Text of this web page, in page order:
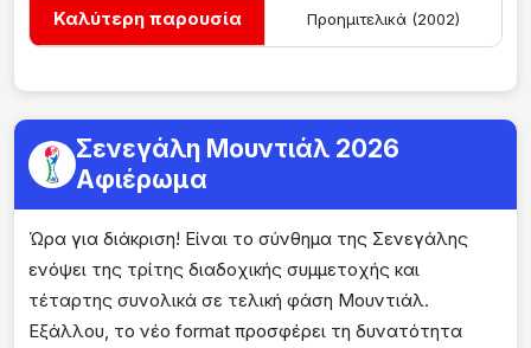
Καλύτερη παρουσία Προημιτελικά (2002)
Σενεγάλη Μουντιάλ 2026
Αφιέρωμα
Ώρα για διάκριση! Είναι το σύνθημα της Σενεγάλης
ενόψει της τρίτης διαδοχικής συμμετοχής και
τέταρτης συνολικά σε τελική φάση Μουντιάλ.
Εξάλλου, το νέο format προσφέρει τη δυνατότητα